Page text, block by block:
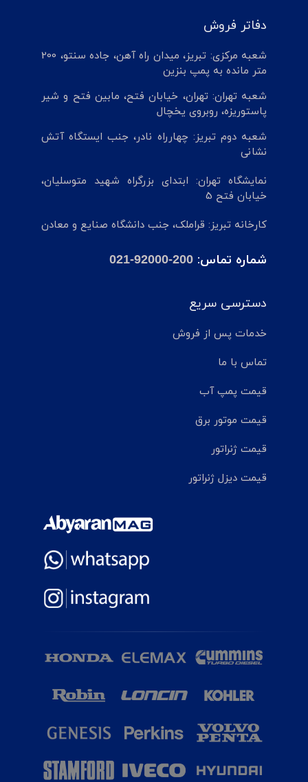
دفاتر فروش
شعبه مرکزی: تبریز، میدان راه آهن، جاده سنتو، 200
متر مانده به پمپ بنزین
شعبه تهران: تهران، خیابان فتح، مابین فتح و شیر
پاستوریزه، روبروی یخچال
شعبه دوم تبریز: چهارراه نادر، جنب ایستگاه آتش
نشانی
نمایشگاه تهران: ابتدای بزرگراه شهید متوسلیان،
خیابان فتح 5
کارخانه تبریز: قراملک، جنب دانشگاه صنایع و معادن
شماره تماس: 021-92000-200
دسترسی سریع
خدمات پس از فروش
تماس با ما
قیمت پمپ آب
قیمت موتور برق
قیمت ژنراتور
قیمت دیزل ژنراتور